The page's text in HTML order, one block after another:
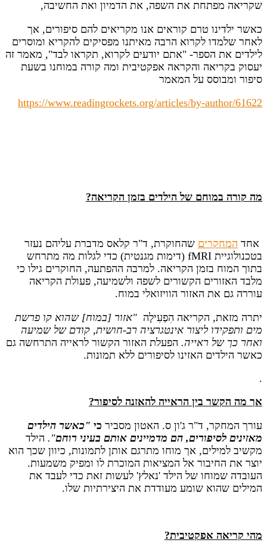
שקריאה מפתחת את השפה, את הדמיון ואת החשיבה,
כאשר ילדינו טרם קוראים אנו מקריאים להם סיפורים, אך
לאחר שלמדו לקרוא הרבה מאיתנו מפסיקים להקריא ומוסרים
לילדים את הספר- "אתם יודעים לקרוא, תקראו לבד", מאמר זה
יעסוק בקריאה והקראה אפקטיבית ומה קורה במוחנו בשעת
סיפור ומבוסס על המאמר
https://www.readingrockets.org/articles/by-author/61622
מה קורה במוחם של הילדים בזמן הקריאה?
אחד המחקרים שהחוקרת, ד"ר קלאס מדברת עליהם נעזר
בטכנולוגיית fMRI (דימות מגנטית) כדי לגלות מה מתרחש
בתוך המוח בזמן הקריאה. למרבה ההפתעה, החוקרים גילו כי
מלבד האזורים הקשורים לשפה ולשמיעה, פעולת הקריאה
עוררה גם את האזור הוויזואלי במוח.
יתרה מזאת, הקריאה הִפְעִילָה "אזור [במוח] שהוא קו פרשת
מים ותפקידו ליצור אינטגרציה רב-חושית, קודם של שמיעה
ואחר כך של ראייה. הפעלת האזור הקשור לראייה התרחשה גם
כאשר הילדים האזינו לסיפורים ללא תמונות.
.
אך מה הקשר בין הראייה להאזנה לסיפור?
עורך המחקר, ד"ר ג'ון ס. האטון מסביר כי " כאשר הילדים
מאזינים לסיפורים, הם מדמיינים אותם בעיני רוחם". הילד
מקשיב למילים, אך מוחו מתרגם אותן לתמונות, כיוון שכך הוא
יוצר את החיבור אל המציאות המוכרת לו ומפיק משמעות.
העובדה שמוחו של הילד 'נאלץ' לעשות זאת כדי לעבד את
המילים שהוא שומע מעודדת את היצירתיות שלו.
מהי קריאה אפקטיבית?